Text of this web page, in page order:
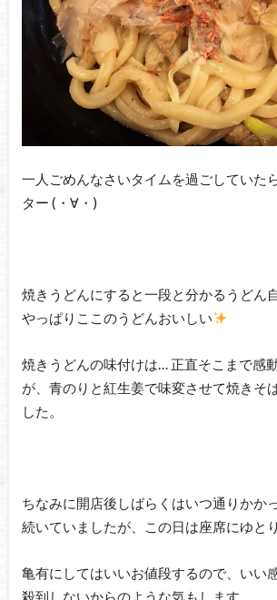
一人ごめんなさいタイムを過ごしていた
ター (・∀・)
焼きうどんにすると一段と分かるうどん
やっぱりここのうどんおいしい
焼きうどんの味付けは… 正直そこまで感
が、青のりと紅生姜で味変させて焼きそ
した。
ちなみに開店後しばらくはいつ通りかか
続いていましたが、この日は座席にゆと
亀有にしてはいいお値段するので、いい
殺到しないからのような気もします。